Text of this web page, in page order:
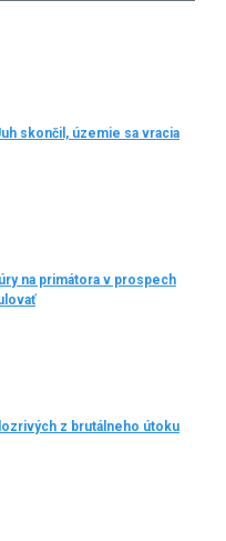
skončil, územie sa vracia
na primátora v prospech
z brutálneho útoku